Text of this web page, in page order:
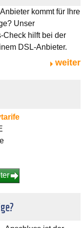
kommt für Ihre
Unser
Check hilft bei der
DSL-Anbieter.
weiter